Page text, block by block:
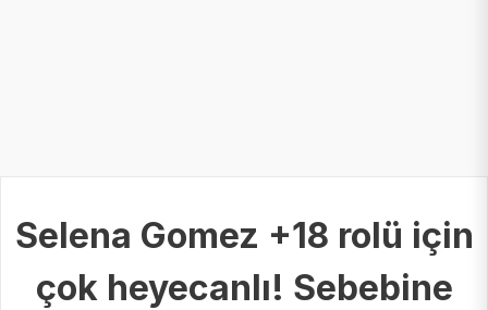
Selena Gomez +18 rolü için
çok heyecanlı! Sebebine